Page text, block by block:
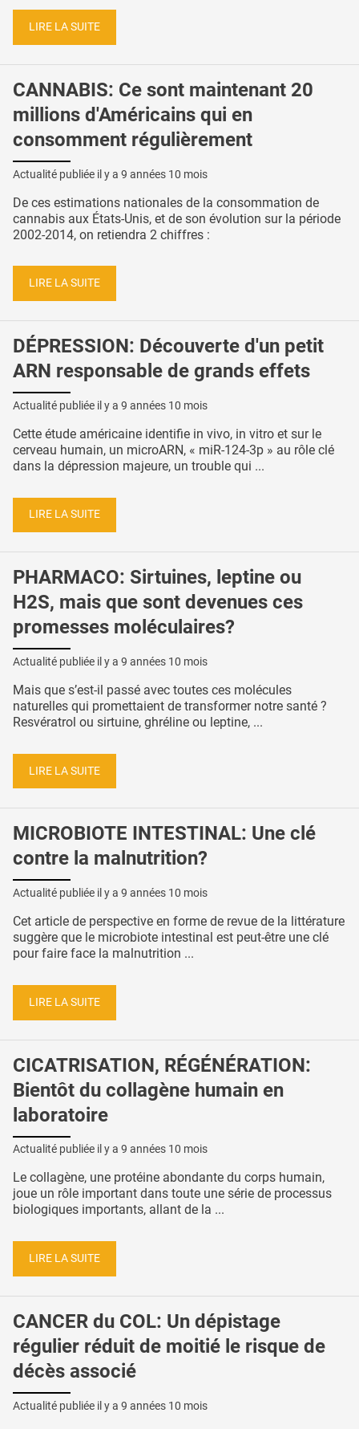
LIRE LA SUITE
CANNABIS: Ce sont maintenant 20
millions d'Américains qui en
consomment régulièrement
Actualité publiée il y a 9 années 10 mois
De ces estimations nationales de la consommation de
cannabis aux États-Unis, et de son évolution sur la période
2002-2014, on retiendra 2 chiffres :
LIRE LA SUITE
DÉPRESSION: Découverte d'un petit
ARN responsable de grands effets
Actualité publiée il y a 9 années 10 mois
Cette étude américaine identifie in vivo, in vitro et sur le
cerveau humain, un microARN, « miR-124-3p » au rôle clé
dans la dépression majeure, un trouble qui ...
LIRE LA SUITE
PHARMACO: Sirtuines, leptine ou
H2S, mais que sont devenues ces
promesses moléculaires?
Actualité publiée il y a 9 années 10 mois
Mais que s’est-il passé avec toutes ces molécules
naturelles qui promettaient de transformer notre santé ?
Resvératrol ou sirtuine, ghréline ou leptine, ...
LIRE LA SUITE
MICROBIOTE INTESTINAL: Une clé
contre la malnutrition?
Actualité publiée il y a 9 années 10 mois
Cet article de perspective en forme de revue de la littérature
suggère que le microbiote intestinal est peut-être une clé
pour faire face la malnutrition ...
LIRE LA SUITE
CICATRISATION, RÉGÉNÉRATION:
Bientôt du collagène humain en
laboratoire
Actualité publiée il y a 9 années 10 mois
Le collagène, une protéine abondante du corps humain,
joue un rôle important dans toute une série de processus
biologiques importants, allant de la ...
LIRE LA SUITE
CANCER du COL: Un dépistage
régulier réduit de moitié le risque de
décès associé
Actualité publiée il y a 9 années 10 mois